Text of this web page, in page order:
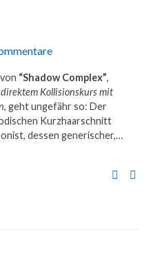
“Shadow Complex”,
Kollisionskurs mit
, geht ungefähr so: Der
Kurzhaarschnitt
dessen generischer,…